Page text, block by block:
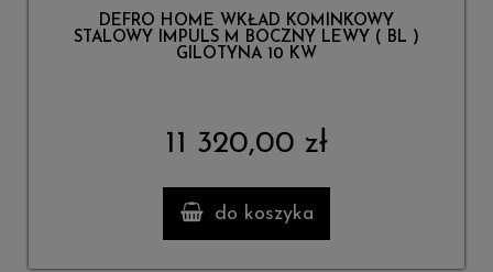
DEFRO HOME WKŁAD KOMINKOWY
STALOWY IMPULS M BOCZNY LEWY ( BL )
GILOTYNA 10 KW
11 320,00 zł
do koszyka